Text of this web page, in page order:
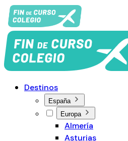
Destinos
España
Europa
Almería
Asturias